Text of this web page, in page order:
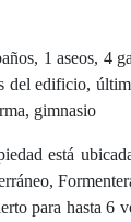
1 aseos, 4
del edificio,
gimnasio
está ubicada
para hasta 6